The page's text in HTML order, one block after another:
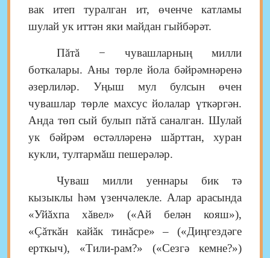
вак итеп туралган ит, өченче катламы
шулай ук иттән яки майдан гыйбәрәт.
Пăтă − чувашларның милли
боткалары. Аны төрле йола бәйрәмнәренә
әзерлиләр. Уңыш мул булсын өчен
чувашлар төрле махсус йолалар үткәргән.
Анда төп сый булып пăтă саналган. Шулай
ук бәйрәм өстәлләренә шăрттан, хуран
кукли, тултармăш пешерәләр.
Чуваш милли уеннары бик тә
кызыклы һәм үзенчәлекле. Алар арасында
«Уйăхпа хăвел» («Ай белән кояш»),
«Çăткăн кайăк тинăсре» – («Диңгездәге
ерткыч), «Тили-рам?» («Сезгә кемне?»)